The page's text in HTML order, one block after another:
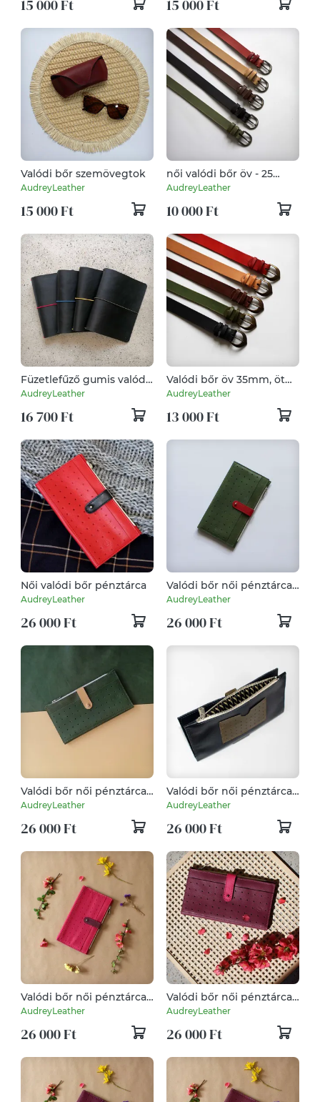
15 000 Ft 15 000 Ft
Valódi bőr szemövegtok
AudreyLeather
15 000 Ft
női valódi bőr öv - 25
mm/ 5 féle színben
AudreyLeather
10 000 Ft
Füzetlefűző gumis valódi
bőr mappa
(A5méret)fekete
AudreyLeather
16 700 Ft
Valódi bőr öv 35mm, öt
féle színben
AudreyLeather
13 000 Ft
Női valódi bőr pénztárca
AudreyLeather
26 000 Ft
Valódi bőr női pénztárca/
mobiltok/
kártyatartó/irattárca
AudreyLeather
26 000 Ft
Valódi bőr női pénztárca/
mobiltok/
kártyatartó/irattárca
AudreyLeather
26 000 Ft
Valódi bőr női pénztárca/
mobiltok/
kártyatartó/irattárca
AudreyLeather
26 000 Ft
Valódi bőr női pénztárca/
mobiltok/
kártyatartó/irattárca
AudreyLeather
26 000 Ft
Valódi bőr női pénztárca/
mobiltok/
kártyatartó/irattárca
AudreyLeather
26 000 Ft